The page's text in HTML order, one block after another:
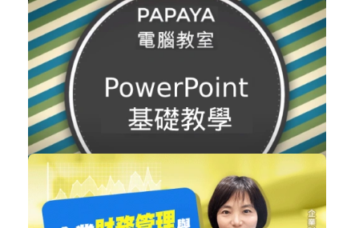
2021 Final Cut pro X 電影調色班
設計工具 加入購物車
購買後有效期限：課程下架時
2916
PowerPoint基礎教學
職場賦能 立即加入